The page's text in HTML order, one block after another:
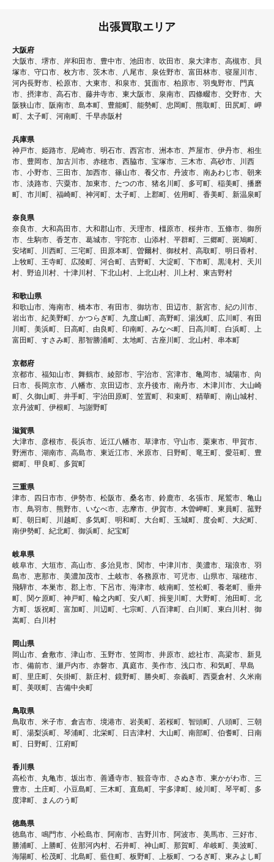
出張買取エリア
大阪府
大阪市、堺市、岸和田市、豊中市、池田市、吹田市、泉大津市、高槻市、貝
塚市、守口市、枚方市、茨木市、八尾市、泉佐野市、富田林市、寝屋川市、
河内長野市、松原市、大東市、和泉市、箕面市、柏原市、羽曳野市、門真
市、摂津市、高石市、藤井寺市、東大阪市、泉南市、四條畷市、交野市、大
阪狭山市、阪南市、島本町、豊能町、能勢町、忠岡町、熊取町、田尻町、岬
町、太子町、河南町、千早赤阪村
兵庫県
神戸市、姫路市、尼崎市、明石市、西宮市、洲本市、芦屋市、伊丹市、相生
市、豊岡市、加古川市、赤穂市、西脇市、宝塚市、三木市、高砂市、川西
市、小野市、三田市、加西市、篠山市、養父市、丹波市、南あわじ市、朝来
市、淡路市、宍粟市、加東市、たつの市、猪名川町、多可町、稲美町、播磨
町、市川町、福崎町、神河町、太子町、上郡町、佐用町、香美町、新温泉町
奈良県
奈良市、大和高田市、大和郡山市、天理市、橿原市、桜井市、五條市、御所
市、生駒市、香芝市、葛城市、宇陀市、山添村、平群町、三郷町、斑鳩町、
安堵町、川西町、三宅町、田原本町、曽爾村、御杖村、高取町、明日香村、
上牧町、王寺町、広陵町、河合町、吉野町、大淀町、下市町、黒滝村、天川
村、野迫川村、十津川村、下北山村、上北山村、川上村、東吉野村
和歌山県
和歌山市、海南市、橋本市、有田市、御坊市、田辺市、新宮市、紀の川市、
岩出市、紀美野町、かつらぎ町、九度山町、高野町、湯浅町、広川町、有田
川町、美浜町、日高町、由良町、印南町、みなべ町、日高川町、白浜町、上
富田町、すさみ町、那智勝浦町、太地町、古座川町、北山村、串本町
京都府
京都市、福知山市、舞鶴市、綾部市、宇治市、宮津市、亀岡市、城陽市、向
日市、長岡京市、八幡市、京田辺市、京丹後市、南丹市、木津川市、大山崎
町、久御山町、井手町、宇治田原町、笠置町、和束町、精華町、南山城村、
京丹波町、伊根町、与謝野町
滋賀県
大津市、彦根市、長浜市、近江八幡市、草津市、守山市、栗東市、甲賀市、
野洲市、湖南市、高島市、東近江市、米原市、日野町、竜王町、愛荘町、豊
郷町、甲良町、多賀町
三重県
津市、四日市市、伊勢市、松阪市、桑名市、鈴鹿市、名張市、尾鷲市、亀山
市、鳥羽市、熊野市、いなべ市、志摩市、伊賀市、木曽岬町、東員町、菰野
町、朝日町、川越町、多気町、明和町、大台町、玉城町、度会町、大紀町、
南伊勢町、紀北町、御浜町、紀宝町
岐阜県
岐阜市、大垣市、高山市、多治見市、関市、中津川市、美濃市、瑞浪市、羽
島市、恵那市、美濃加茂市、土岐市、各務原市、可児市、山県市、瑞穂市、
飛騨市、本巣市、郡上市、下呂市、海津市、岐南町、笠松町、養老町、垂井
町、関ケ原町、神戸町、輪之内町、安八町、揖斐川町、大野町、池田町、北
方町、坂祝町、富加町、川辺町、七宗町、八百津町、白川町、東白川村、御
嵩町、白川村
岡山県
岡山市、倉敷市、津山市、玉野市、笠岡市、井原市、総社市、高梁市、新見
市、備前市、瀬戸内市、赤磐市、真庭市、美作市、浅口市、和気町、早島
町、里庄町、矢掛町、新庄村、鏡野町、勝央町、奈義町、西粟倉村、久米南
町、美咲町、吉備中央町
鳥取県
鳥取市、米子市、倉吉市、境港市、岩美町、若桜町、智頭町、八頭町、三朝
町、湯梨浜町、琴浦町、北栄町、日吉津村、大山町、南部町、伯耆町、日南
町、日野町、江府町
香川県
高松市、丸亀市、坂出市、善通寺市、観音寺市、さぬき市、東かがわ市、三
豊市、土庄町、小豆島町、三木町、直島町、宇多津町、綾川町、琴平町、多
度津町、まんのう町
徳島県
徳島市、鳴門市、小松島市、阿南市、吉野川市、阿波市、美馬市、三好市、
勝浦町、上勝町、佐那河内村、石井町、神山町、那賀町、牟岐町、美波町、
海陽町、松茂町、北島町、藍住町、板野町、上板町、つるぎ町、東みよし町